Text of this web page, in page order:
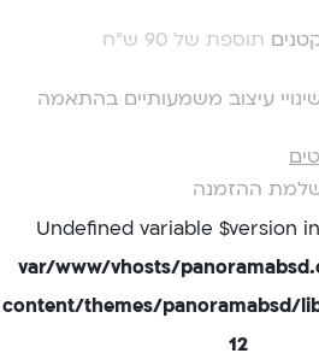
תוספת של 90 ש"ח
עיצוב משמעותיים בהתאמה
ההזמנה
/var/www/vhosts/
content/themes/panoramabsd/
12